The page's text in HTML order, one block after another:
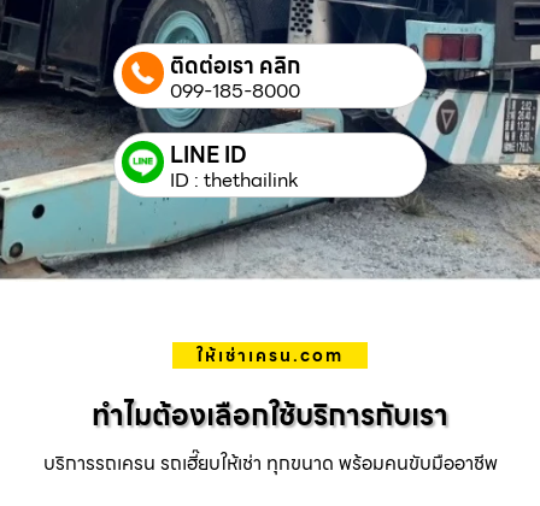
ติดต่อเรา คลิก
099-185-8000
LINE ID
ID : thethailink
ให้เช่าเครน.com
ทำไมต้องเลือกใช้บริการกับเรา
บริการรถเครน รถเฮี๊ยบให้เช่า ทุกขนาด พร้อมคนขับมืออาชีพ